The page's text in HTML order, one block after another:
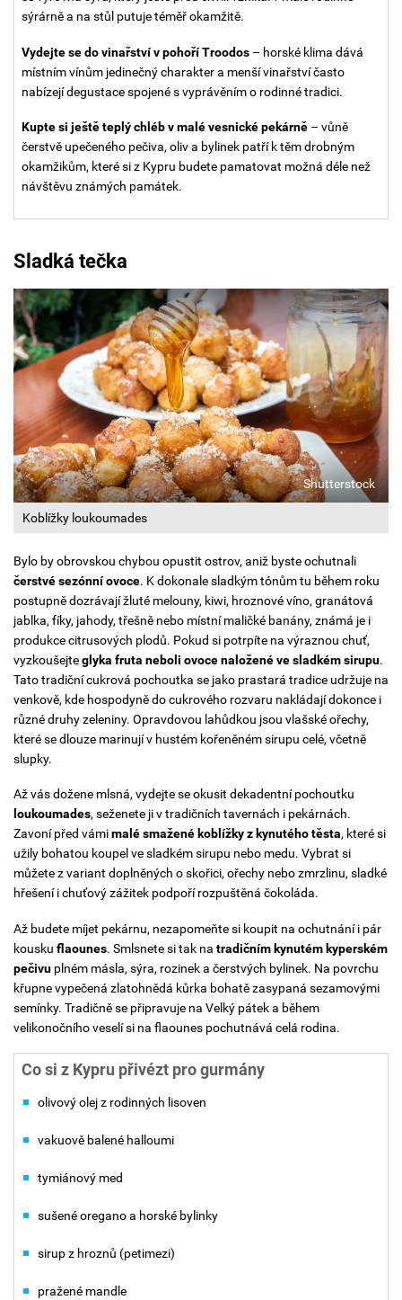
sýrárně a na stůl putuje téměř okamžitě.
Vydejte se do vinařství v pohoří Troodos – horské klima dává
místním vínům jedinečný charakter a menší vinařství často
nabízejí degustace spojené s vyprávěním o rodinné tradici.
Kupte si ještě teplý chléb v malé vesnické pekárně – vůně
čerstvě upečeného pečiva, oliv a bylinek patří k těm drobným
okamžikům, které si z Kypru budete pamatovat možná déle než
návštěvu známých památek.
Sladká tečka
Koblížky loukoumades
Shutterstock
Bylo by obrovskou chybou opustit ostrov, aniž byste ochutnali
čerstvé sezónní ovoce. K dokonale sladkým tónům tu během roku
postupně dozrávají žluté melouny, kiwi, hroznové víno, granátová
jablka, fíky, jahody, třešně nebo místní maličké banány, známá je i
produkce citrusových plodů. Pokud si potrpíte na výraznou chuť,
vyzkoušejteglyka fruta neboli ovoce naložené ve sladkém sirupu.
Tato tradiční cukrová pochoutka se jako prastará tradice udržuje na
venkově, kde hospodyně do cukrového rozvaru nakládají dokonce i
různé druhy zeleniny. Opravdovou lahůdkou jsou vlašské ořechy,
které se dlouze marinují v hustém kořeněném sirupu celé, včetně
slupky.
Až vás dožene mlsná, vydejte se okusit dekadentní pochoutku
loukoumades, seženete ji v tradičních tavernách i pekárnách.
Zavoní před vámimalé smažené koblížky z kynutého těsta, které si
užily bohatou koupel ve sladkém sirupu nebo medu. Vybrat si
můžete z variant doplněných o skořici, ořechy nebo zmrzlinu, sladké
hřešení i chuťový zážitek podpoří rozpuštěná čokoláda.
Až budete míjet pekárnu, nezapomeňte si koupit na ochutnání i pár
kousku flaounes. Smlsnete si tak na tradičním kynutém kyperském
pečivu plném másla, sýra, rozinek a čerstvých bylinek. Na povrchu
křupne vypečená zlatohnědá kůrka bohatě zasypaná sezamovými
semínky. Tradičně se připravuje na Velký pátek a během
velikonočního veselí si na flaounes pochutnává celá rodina.
Co si z Kypru přivézt pro gurmány
olivový olej z rodinných lisoven
vakuově balené halloumi
tymiánový med
sušené oregano a horské bylinky
sirup z hroznů (petimezi)
pražené mandle